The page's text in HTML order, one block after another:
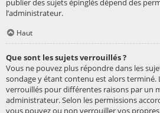
publier des sujets épinglés dépend des
l’administrateur.
Haut
Que sont les sujets verrouillés ?
Vous ne pouvez plus répondre dans les
sondage y étant contenu est alors terminé.
verrouillés pour différentes raisons par un
administrateur. Selon les permissions
vous pouvez ou non verrouiller vos